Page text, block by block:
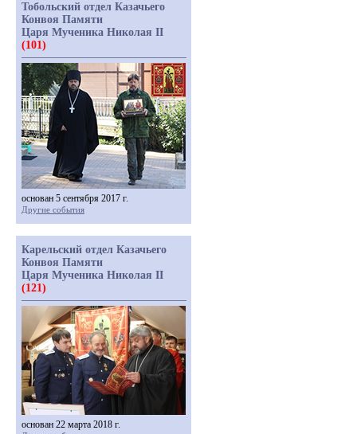
Тобольский отдел Казачьего
Конвоя Памяти
Царя Мученика Николая II
(101)
основан 5 сентября 2017 г.
Другие события
Карельский отдел Казачьего
Конвоя Памяти
Царя Мученика Николая II
(121)
основан 22 марта 2018 г.